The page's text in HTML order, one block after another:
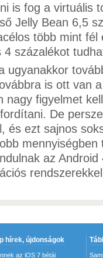
is fog a virtuális
Jelly Bean 6,5
több mint fél
százalékot
ugyanakkor
is ott van
nagy figyelmet
De
és ezt sajnos
mennyiségben
az Android
hírek, újdonságok
az iOS 7 bétái